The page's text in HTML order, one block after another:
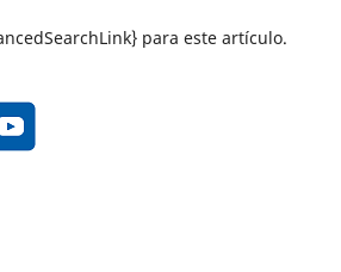
para este artículo.